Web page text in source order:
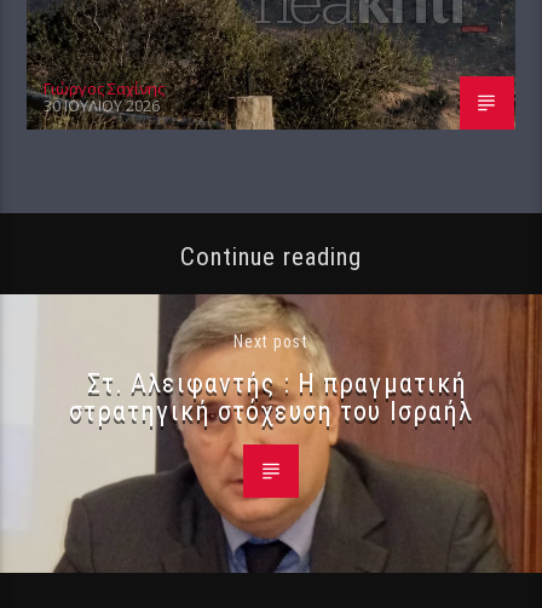
Γιώργος Σαχίνης
30 ΙΟΥΛΊΟΥ 2026
Continue reading
Next post
Στ. Αλειφαντής : Η πραγματική
στρατηγική στόχευση του Ισραήλ